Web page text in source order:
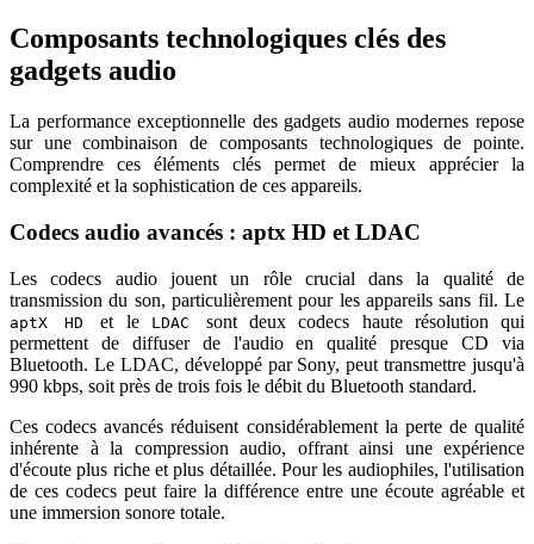
Composants technologiques clés des
gadgets audio
La performance exceptionnelle des gadgets audio modernes repose
sur une combinaison de composants technologiques de pointe.
Comprendre ces éléments clés permet de mieux apprécier la
complexité et la sophistication de ces appareils.
Codecs audio avancés : aptx HD et LDAC
Les codecs audio jouent un rôle crucial dans la qualité de
transmission du son, particulièrement pour les appareils sans fil. Le
aptX HDet le LDACsont deux codecs haute résolution qui
permettent de diffuser de l'audio en qualité presque CD via
Bluetooth. Le LDAC, développé par Sony, peut transmettre jusqu'à
990 kbps, soit près de trois fois le débit du Bluetooth standard.
Ces codecs avancés réduisent considérablement la perte de qualité
inhérente à la compression audio, offrant ainsi une expérience
d'écoute plus riche et plus détaillée. Pour les audiophiles, l'utilisation
de ces codecs peut faire la différence entre une écoute agréable et
une immersion sonore totale.